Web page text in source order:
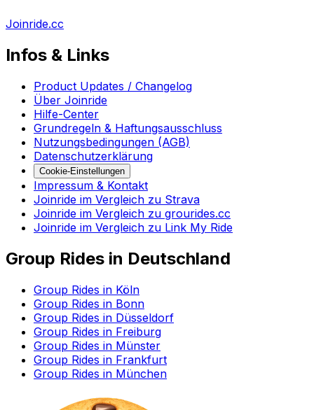
Joinride.cc
Infos & Links
Product Updates / Changelog
Über Joinride
Hilfe-Center
Grundregeln & Haftungsausschluss
Nutzungsbedingungen (AGB)
Datenschutzerklärung
Cookie-Einstellungen
Impressum & Kontakt
Joinride im Vergleich zu Strava
Joinride im Vergleich zu grourides.cc
Joinride im Vergleich zu Link My Ride
Group Rides in Deutschland
Group Rides in Köln
Group Rides in Bonn
Group Rides in Düsseldorf
Group Rides in Freiburg
Group Rides in Münster
Group Rides in Frankfurt
Group Rides in München